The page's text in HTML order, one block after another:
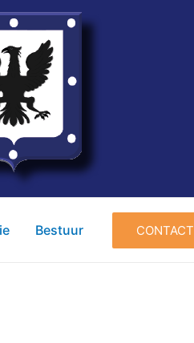
Bestuur CONTACT